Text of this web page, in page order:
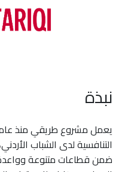
نبذة
التنافسية لدى الشباب
ضمن قطاعات متنوعة